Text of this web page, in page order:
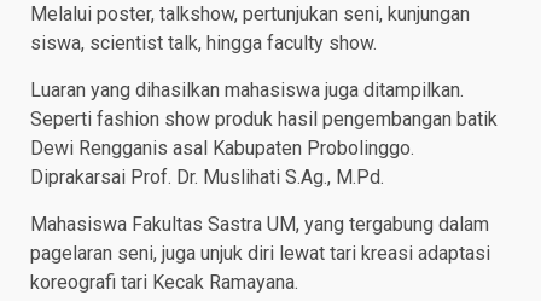
Melalui poster, talkshow, pertunjukan seni, kunjungan
siswa, scientist talk, hingga faculty show.
Luaran yang dihasilkan mahasiswa juga ditampilkan.
Seperti fashion show produk hasil pengembangan batik
Dewi Rengganis asal Kabupaten Probolinggo.
Diprakarsai Prof. Dr. Muslihati S.Ag., M.Pd.
Mahasiswa Fakultas Sastra UM, yang tergabung dalam
pagelaran seni, juga unjuk diri lewat tari kreasi adaptasi
koreografi tari Kecak Ramayana.